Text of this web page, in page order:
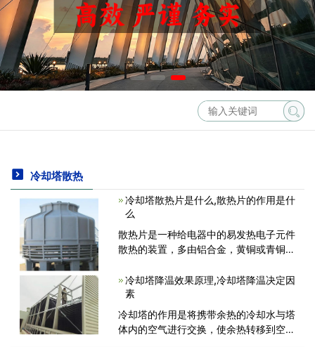
冷却塔散热
冷却塔散热片是什么,散热片的作用是什
么
散热片是一种给电器中的易发热电子元件
散热的装置，多由铝合金，黄铜或青铜做
中央处理器要使用相当大的散热片，电视
机中电源管，行管，功放器中的功放管都
要使用散热片。目前常用的散热片材质是
冷却塔降温效果原理,冷却塔降温决定因
素
冷却塔的作用是将携带余热的冷却水与塔
体内的空气进行交换，使余热转移到空气